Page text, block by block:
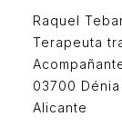
Raquel
Terapeuta
03700 Dénia
Alicante